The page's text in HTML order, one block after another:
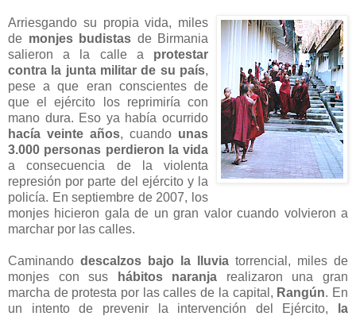
Arriesgando su propia vida, miles
de monjes budistas de Birmania
salieron a la calle a protestar
contra la junta militar de su país,
pese a que eran conscientes de
que el ejército los reprimiría con
mano dura. Eso ya había ocurrido
hacía veinte años, cuando unas
3.000 personas perdieron la vida
a consecuencia de la violenta
represión por parte del ejército y la
policía. En septiembre de 2007, los
monjes hicieron gala de un gran valor cuando volvieron a
marchar por las calles.
Caminando descalzos bajo la lluvia torrencial, miles de
monjes con sus
hábitos naranja realizaron una gran
marcha de protesta por las calles de la capital, Rangún. En
un intento de prevenir la intervención del Ejército,
la